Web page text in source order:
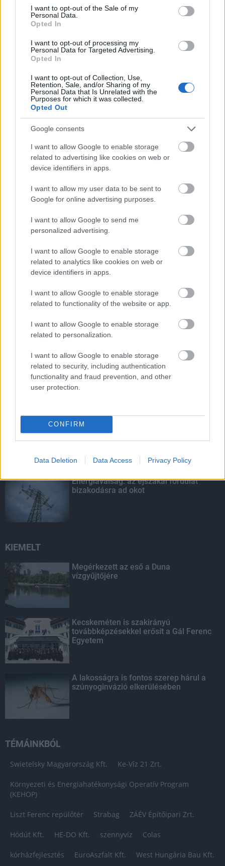
consent section.
I want to opt-out of the Sale of my
Personal Data.
Opted In
I want to opt-out of processing my
Personal Data for Targeted Advertising.
Opted In
I want to opt-out of Collection, Use,
Retention, Sale, and/or Sharing of my
Personal Data that Is Unrelated with the
Purposes for which it was collected.
Opted Out
Google consents
I want to allow Google to enable storage
related to advertising like cookies on web or
device identifiers in apps.
I want to allow my user data to be sent to
Google for online advertising purposes.
I want to allow Google to send me
personalized advertising.
I want to allow Google to enable storage
related to analytics like cookies on web or
device identifiers in apps.
I want to allow Google to enable storage
related to functionality of the website or app.
I want to allow Google to enable storage
related to personalization.
I want to allow Google to enable storage
related to security, including authentication
functionality and fraud prevention, and other
user protection.
CONFIRM
Data Deletion Data Access Privacy Policy
Országos hírek
továbbképzésekkel erősít a Gál Ferenc
Egyetem
Országos hírek szúnyogirtás szúnyog
szúnyoginvázió elkerülésében
Országos hírek WWF vízgazdálkodás
felhasználta az emberiség a Föld egész
évre elegendő erőforrásait
HIRDETÉS
HIRDETÉS
HIRDETÉS
LEGOLVASOTTABB
Energiatakarékosság: estétől
a paksi második blokk 3-as turbinája is
termelni fog
Nem az üres, hanem az okosan működő
épület energiatakarékos
Energiaválság: az éjszakai fordulat
bizakodásra ad okot
KIEMELT
Megérkezett az eső a Duna
vízgyűjtőjére
Kecskeméten is szakirányú
továbbképzésekkel erősít a Gál Ferenc
Egyetem
A lakosságra is fontos szerep hárul a
szúnyoginvázió elkerülésében
TÉMÁINKBÓL
Swietelsky Magyarország Kft. Ke-Víz 21 Zrt.
Környezeti és Energiahatékonysági Operatív Program
(KEHOP)
Liszt Ferenc repülőtér Strabag ZÁÉV Építőipari Zrt.
Hódút Kft. HE-DO Kft. szennyvíz Colas
kórházfejlesztés EuroAszfalt Kft. West Hungária Bau Kft.